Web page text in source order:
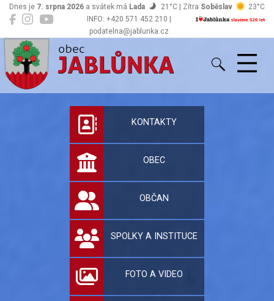
INFO: +420 571 452 210 |
podatelna@jablunka.cz
Dnes je 7. srpna 2026 a svátek má Lada 21°C | Zítra Soběslav 23°C
Jablůnka
Oficiální stránky
KONTAKTY
OBEC
OBČAN
SPOLKY A INSTITUCE
FOTO A VIDEO